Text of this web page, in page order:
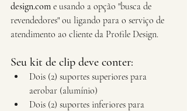
design.com e usando a opção "busca de
revendedores" ou ligando para o serviço de
atendimento ao cliente da Profile Design.
Seu kit de clip deve conter:
Dois (2) suportes superiores para
aerobar (alumínio)
Dois (2) suportes inferiores para